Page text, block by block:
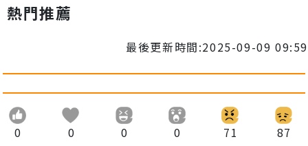
熱門推薦
最後更新時間:2025-09-09 09:59
0 0 0 0 71 87